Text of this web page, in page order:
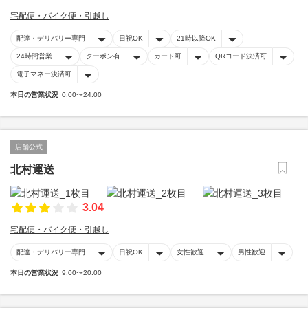
宅配便・バイク便・引越し
配達・デリバリー専門 日祝OK 21時以降OK
24時間営業 クーポン有 カード可 QRコード決済可
電子マネー決済可
本日の営業状況 0:00〜24:00
店舗公式
北村運送
3.04
宅配便・バイク便・引越し
配達・デリバリー専門 日祝OK 女性歓迎 男性歓迎
本日の営業状況 9:00〜20:00